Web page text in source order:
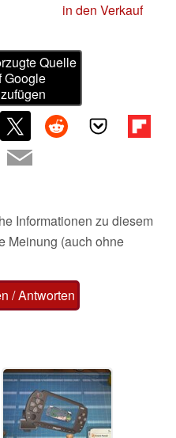
in den Verkauf
Quelle
Google
Informationen zu diesem
Meinung (auch ohne
/ Antworten